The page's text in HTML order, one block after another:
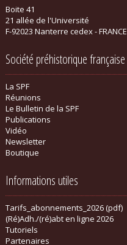
Boite 41
21 allée de l'Université
F-92023 Nanterre cedex - FRANCE
Société préhistorique française
La SPF
Réunions
Le Bulletin de la SPF
Publications
Vidéo
Newsletter
Boutique
Informations utiles
Tarifs_abonnements_2026 (pdf)
(Ré)Adh./(ré)abt en ligne 2026
Tutoriels
Partenaires